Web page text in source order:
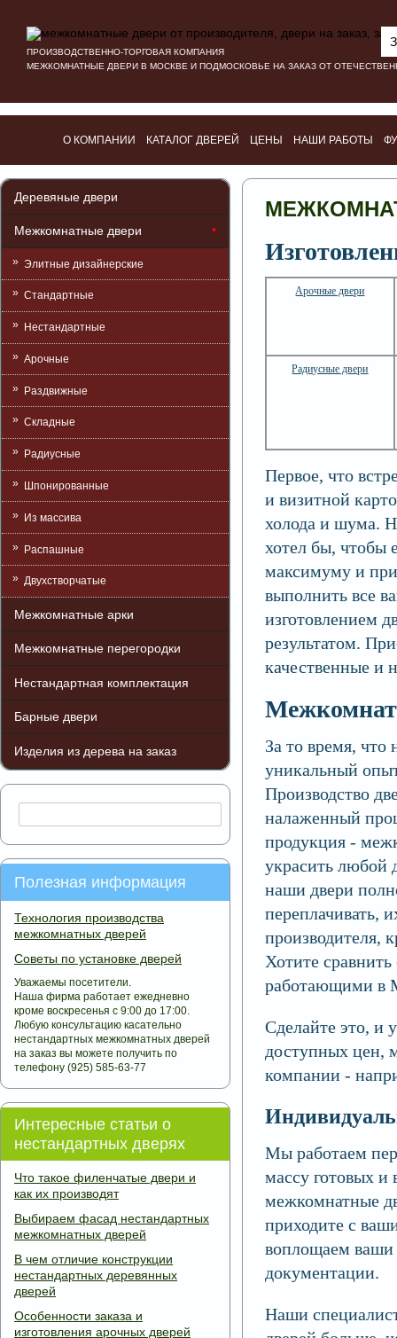
ПРОИЗВОДСТВЕННО-ТОРГОВАЯ КОМПАНИЯ
МЕЖКОМНАТНЫЕ ДВЕРИ В МОСКВЕ И ПОДМОСКОВЬЕ НА ЗАКАЗ ОТ
О КОМПАНИИ КАТАЛОГ ДВЕРЕЙ ЦЕНЫ НАШИ РАБОТЫ
Деревяные двери
Межкомнатные двери
Элитные дизайнерские
Стандартные
Нестандартные
Арочные
Раздвижные
Складные
Радиусные
Шпонированные
Из массива
Распашные
Двухстворчатые
Межкомнатные арки
Межкомнатные перегородки
Нестандартная комплектация
Барные двери
Изделия из дерева на заказ
Полезная информация
Технология производства
межкомнатных дверей
Советы по установке дверей
Уважаемы посетители.
Наша фирма работает ежедневно
кроме воскресенья с 9:00 до 17:00.
Любую консультацию касательно
нестандартных межкомнатных дверей
на заказ вы можете получить по
телефону (925) 585-63-77
Интересные статьи о
нестандартных дверях
Что такое филенчатые двери и
как их производят
Выбираем фасад нестандартных
межкомнатных дверей
В чем отличие конструкции
нестандартных деревянных
дверей
Особенности заказа и
изготовления арочных дверей
Арочные двери
Радиусные двери
Первое, что
и визитной
холода и шума.
хотел бы, чтобы
максимуму и
выполнить все
изготовлением
результатом.
качественные и
За то время,
уникальный
Производство
налаженный
продукция -
украсить любой
наши двери
переплачивать,
производителя,
Хотите
работающими в
Сделайте это, и
доступных цен,
компании -
Мы работаем
массу готовых и
межкомнатные
приходите с
воплощаем ваши
документации.
Наши